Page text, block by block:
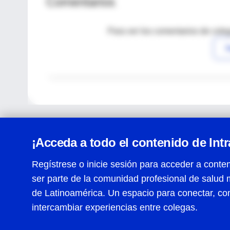
Para ver los comentarios de
¡Acceda a todo el contenido de
Regístrese o inicie sesión para acceder a
ser parte de la comunidad profesional de salud
de Latinoamérica. Un espacio para conectar,
intercambiar experiencias entre colegas.
Centro de Ayuda
Términos y condiciones| Políticas de privacidad